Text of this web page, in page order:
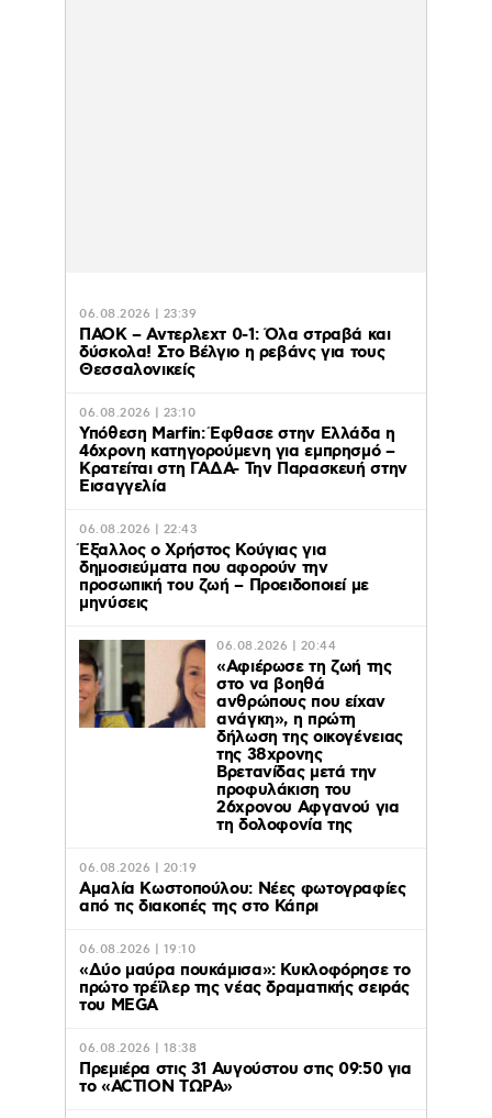
06.08.2026 | 23:39
ΠΑΟΚ – Αντερλεχτ 0-1: Όλα στραβά και
δύσκολα! Στο Βέλγιο η ρεβάνς για τους
Θεσσαλονικείς
06.08.2026 | 23:10
Υπόθεση Marfin: Έφθασε στην Ελλάδα η
46χρονη κατηγορούμενη για εμπρησμό –
Κρατείται στη ΓΑΔΑ- Την Παρασκευή στην
Εισαγγελία
06.08.2026 | 22:43
Έξαλλος ο Χρήστος Κούγιας για
δημοσιεύματα που αφορούν την
προσωπική του ζωή – Προειδοποιεί με
μηνύσεις
06.08.2026 | 20:44
«Αφιέρωσε τη ζωή της
στο να βοηθά
ανθρώπους που είχαν
ανάγκη», η πρώτη
δήλωση της οικογένειας
της 38χρονης
Βρετανίδας μετά την
προφυλάκιση του
26χρονου Αφγανού για
τη δολοφονία της
06.08.2026 | 20:19
Αμαλία Κωστοπούλου: Νέες φωτογραφίες
από τις διακοπές της στο Κάπρι
06.08.2026 | 19:10
«Δύο μαύρα πουκάμισα»: Κυκλοφόρησε το
πρώτο τρέϊλερ της νέας δραματικής σειράς
του MEGA
06.08.2026 | 18:38
Πρεμιέρα στις 31 Αυγούστου στις 09:50 για
το «ACTION ΤΩΡΑ»